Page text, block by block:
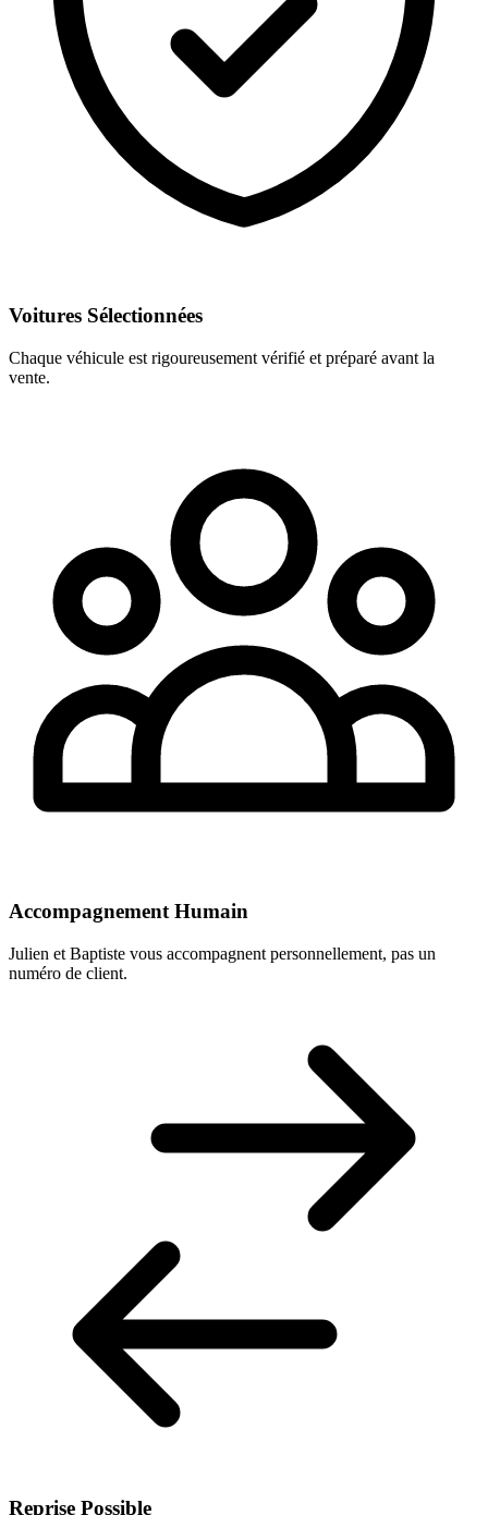
Voitures Sélectionnées
Chaque véhicule est rigoureusement vérifié et préparé avant la
vente.
Accompagnement Humain
Julien et Baptiste vous accompagnent personnellement, pas un
numéro de client.
Reprise Possible